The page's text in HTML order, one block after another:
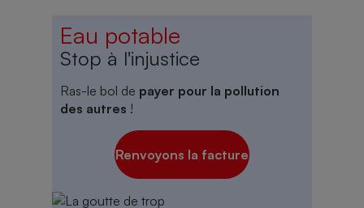
Eau potable
Stop à l'injustice
Ras-le bol de payer pour la pollution
des autres !
Renvoyons la facture